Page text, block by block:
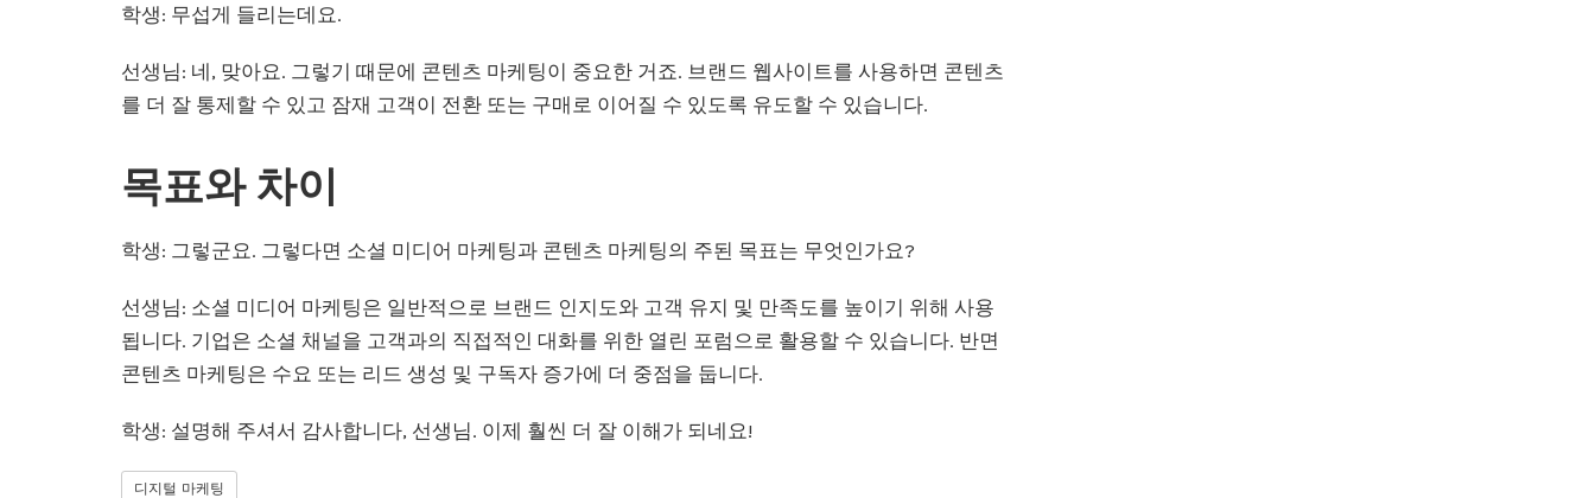
학생: 무섭게 들리는데요.
선생님: 네, 맞아요. 그렇기 때문에 콘텐츠 마케팅이 중요한 거죠. 브랜드 웹사이트를 사용하면 콘텐츠
를 더 잘 통제할 수 있고 잠재 고객이 전환 또는 구매로 이어질 수 있도록 유도할 수 있습니다.
목표와 차이
학생: 그렇군요. 그렇다면 소셜 미디어 마케팅과 콘텐츠 마케팅의 주된 목표는 무엇인가요?
선생님: 소셜 미디어 마케팅은 일반적으로 브랜드 인지도와 고객 유지 및 만족도를 높이기 위해 사용
됩니다. 기업은 소셜 채널을 고객과의 직접적인 대화를 위한 열린 포럼으로 활용할 수 있습니다. 반면
콘텐츠 마케팅은 수요 또는 리드 생성 및 구독자 증가에 더 중점을 둡니다.
학생: 설명해 주셔서 감사합니다, 선생님. 이제 훨씬 더 잘 이해가 되네요!
디지털 마케팅